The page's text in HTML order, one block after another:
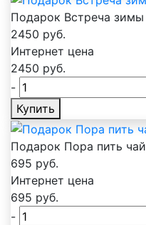
Подарок Встреча зимы
2450 руб.
Интернет цена
2450 руб.
-
Купить
Подарок Пора пить чай
695 руб.
Интернет цена
695 руб.
-